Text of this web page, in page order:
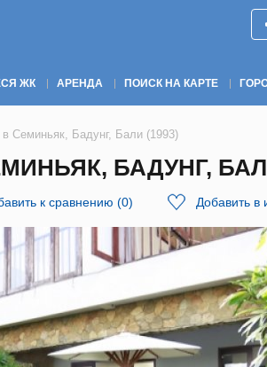
ЖК АРЕНДА ПОИСК НА КАРТЕ
Семиньяк, Бадунг, Бали (1993)
БАДУНГ,
к сравнению (0) Добавить в